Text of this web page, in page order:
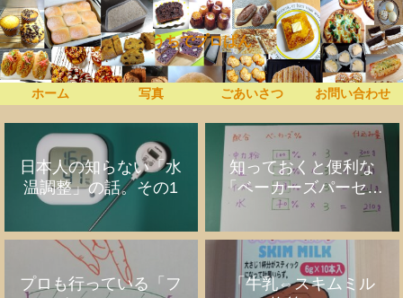
うちでプロぱん
ホーム 写真 ごあいさつ お問い合わせ
日本人の知らない「水
温調整」の話。その1
知っておくと便利な
「ベーカーズパーセン
ト」の話
プロも行っている「フ
「牛乳⇔スキムミル